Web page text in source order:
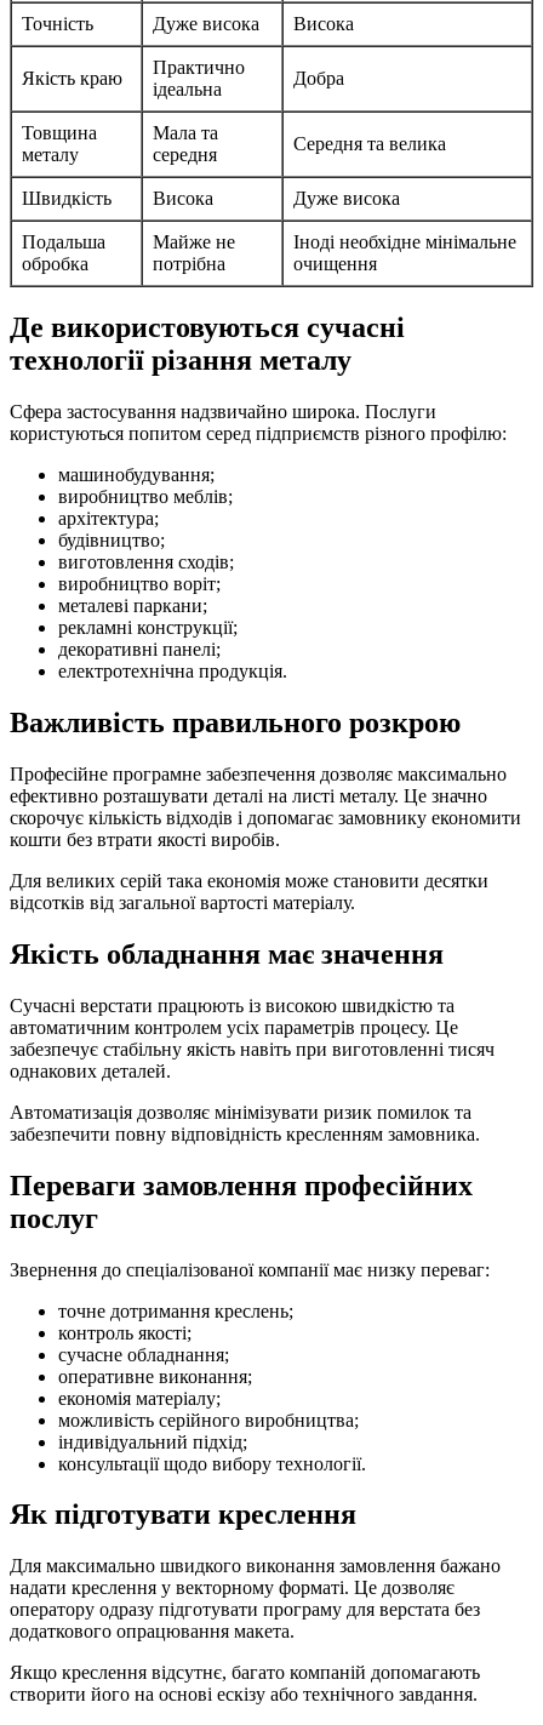
Точність Дуже висока Висока
Якість краю
Практично
ідеальна
Добра
Товщина
металу
Мала та
середня
Середня та велика
Швидкість Висока Дуже висока
Подальша
обробка
Майже не
потрібна
Іноді необхідне мінімальне
очищення
Де використовуються сучасні
технології різання металу
Сфера застосування надзвичайно широка. Послуги
користуються попитом серед підприємств різного профілю:
машинобудування;
виробництво меблів;
архітектура;
будівництво;
виготовлення сходів;
виробництво воріт;
металеві паркани;
рекламні конструкції;
декоративні панелі;
електротехнічна продукція.
Важливість правильного розкрою
Професійне програмне забезпечення дозволяє максимально
ефективно розташувати деталі на листі металу. Це значно
скорочує кількість відходів і допомагає замовнику економити
кошти без втрати якості виробів.
Для великих серій така економія може становити десятки
відсотків від загальної вартості матеріалу.
Якість обладнання має значення
Сучасні верстати працюють із високою швидкістю та
автоматичним контролем усіх параметрів процесу. Це
забезпечує стабільну якість навіть при виготовленні тисяч
однакових деталей.
Автоматизація дозволяє мінімізувати ризик помилок та
забезпечити повну відповідність кресленням замовника.
Переваги замовлення професійних
послуг
Звернення до спеціалізованої компанії має низку переваг:
точне дотримання креслень;
контроль якості;
сучасне обладнання;
оперативне виконання;
економія матеріалу;
можливість серійного виробництва;
індивідуальний підхід;
консультації щодо вибору технології.
Як підготувати креслення
Для максимально швидкого виконання замовлення бажано
надати креслення у векторному форматі. Це дозволяє
оператору одразу підготувати програму для верстата без
додаткового опрацювання макета.
Якщо креслення відсутнє, багато компаній допомагають
створити його на основі ескізу або технічного завдання.